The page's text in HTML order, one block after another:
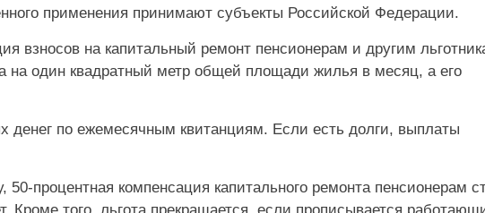
применения принимают субъекты Российской Федерации.
взносов на капитальный ремонт пенсионерам и другим
на один квадратный метр общей площади жилья в месяц, а его
денег по ежемесячным квитанциям. Если есть долги, выплаты
процентная компенсация капитального ремонта пенсионерам
Кроме того, льгота прекращается, если прописывается